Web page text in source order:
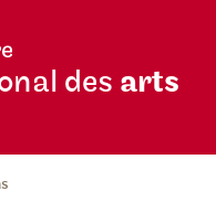
des arts